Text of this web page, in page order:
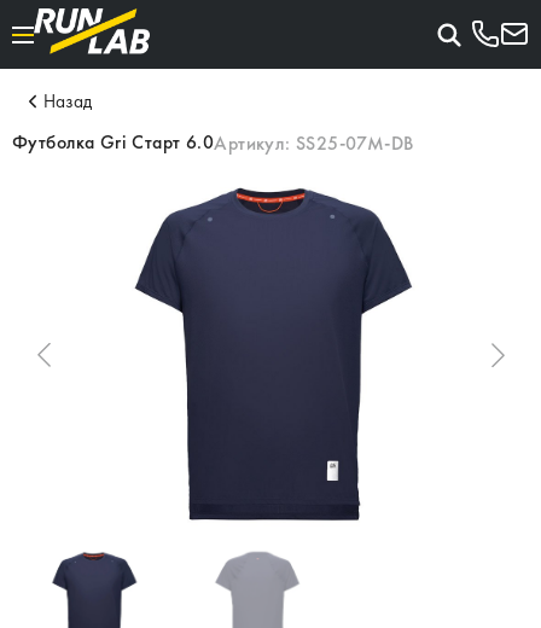
Назад
Футболка Gri Старт 6.0Артикул: SS25-07M-DB